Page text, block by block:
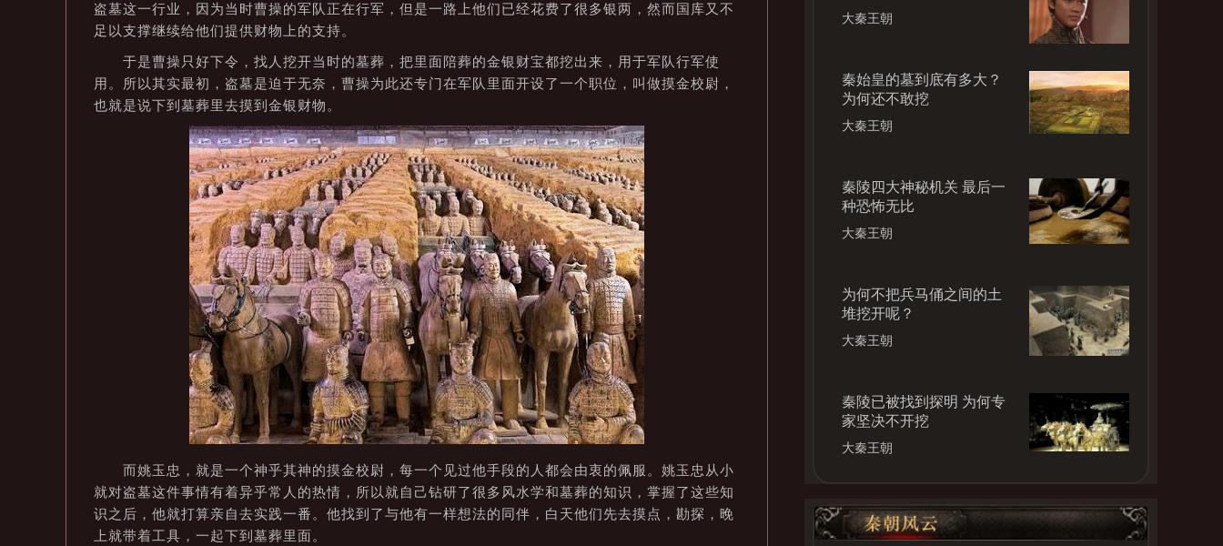
盗墓这一行业，因为当时曹操的军队正在行军，但是一路上他们已经花费了很多银两，然而国库又不
足以支撑继续给他们提供财物上的支持。
于是曹操只好下令，找人挖开当时的墓葬，把里面陪葬的金银财宝都挖出来，用于军队行军使
用。所以其实最初，盗墓是迫于无奈，曹操为此还专门在军队里面开设了一个职位，叫做摸金校尉，
也就是说下到墓葬里去摸到金银财物。
而姚玉忠，就是一个神乎其神的摸金校尉，每一个见过他手段的人都会由衷的佩服。姚玉忠从小
就对盗墓这件事情有着异乎常人的热情，所以就自己钻研了很多风水学和墓葬的知识，掌握了这些知
识之后，他就打算亲自去实践一番。他找到了与他有一样想法的同伴，白天他们先去摸点，勘探，晚
上就带着工具，一起下到墓葬里面。
大秦王朝
秦始皇的墓到底有多大？
为何还不敢挖
大秦王朝
秦陵四大神秘机关 最后一
种恐怖无比
大秦王朝
为何不把兵马俑之间的土
堆挖开呢？
大秦王朝
秦陵已被找到探明 为何专
家坚决不开挖
大秦王朝